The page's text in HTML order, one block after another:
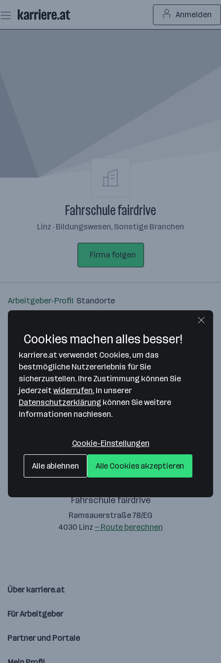
Seiteninhalt
springen
Anmelden
Fahrschule fairdrive
Linz · Bildungswesen, Sonstige Branchen
Firma folgen
Arbeitgeber-Profil Standorte
Bitte stimme unseren Cookie-
Richtlinien zu, um diese Karte
anzuzeigen.
Fahrschule fairdrive
Ramsauerstraße 78/EG
4030 Linz — Route berechnen
Über karriere.at
Für Arbeitgeber
Partner und Portale
Cookies machen alles besser!
karriere.at verwendet Cookies, um das
bestmögliche Nutzererlebnis für Sie
sicherzustellen. Ihre Zustimmung können Sie
jederzeitwiderrufen. In unserer
Datenschutzerklärung können Sie weitere
Informationen nachlesen.
Cookie-Einstellungen
Alle ablehnen Alle Cookies akzeptieren